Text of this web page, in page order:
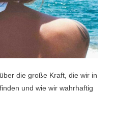
die große Kraft, die wir in
und wie wir wahrhaftig